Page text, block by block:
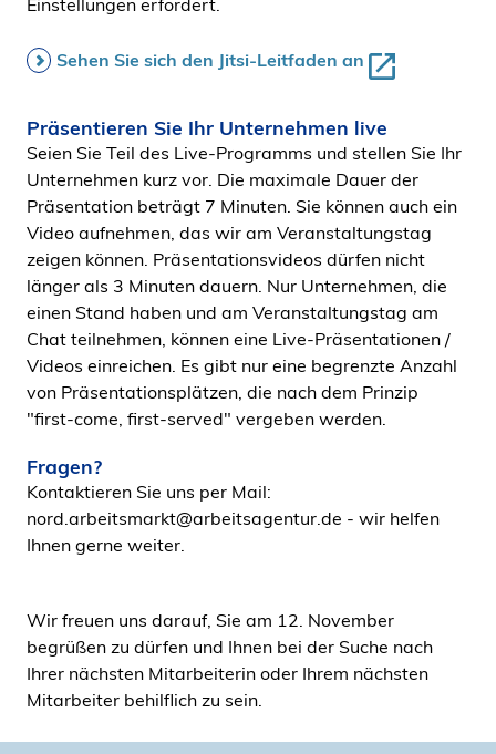
Einstellungen erfordert.
Sehen Sie sich den Jitsi-Leitfaden an
Präsentieren Sie Ihr Unternehmen live
Seien Sie Teil des Live-Programms und stellen Sie Ihr
Unternehmen kurz vor. Die maximale Dauer der
Präsentation beträgt 7 Minuten. Sie können auch ein
Video aufnehmen, das wir am Veranstaltungstag
zeigen können. Präsentationsvideos dürfen nicht
länger als 3 Minuten dauern. Nur Unternehmen, die
einen Stand haben und am Veranstaltungstag am
Chat teilnehmen, können eine Live-Präsentationen /
Videos einreichen. Es gibt nur eine begrenzte Anzahl
von Präsentationsplätzen, die nach dem Prinzip
"first-come, first-served" vergeben werden.
Fragen?
Kontaktieren Sie uns per Mail:
nord.arbeitsmarkt@arbeitsagentur.de - wir helfen
Ihnen gerne weiter.
Wir freuen uns darauf, Sie am 12. November
begrüßen zu dürfen und Ihnen bei der Suche nach
Ihrer nächsten Mitarbeiterin oder Ihrem nächsten
Mitarbeiter behilflich zu sein.